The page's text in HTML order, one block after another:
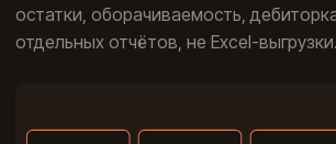
остатки, оборачиваемость,
отдельных отчётов, не Excel-выгрузки.